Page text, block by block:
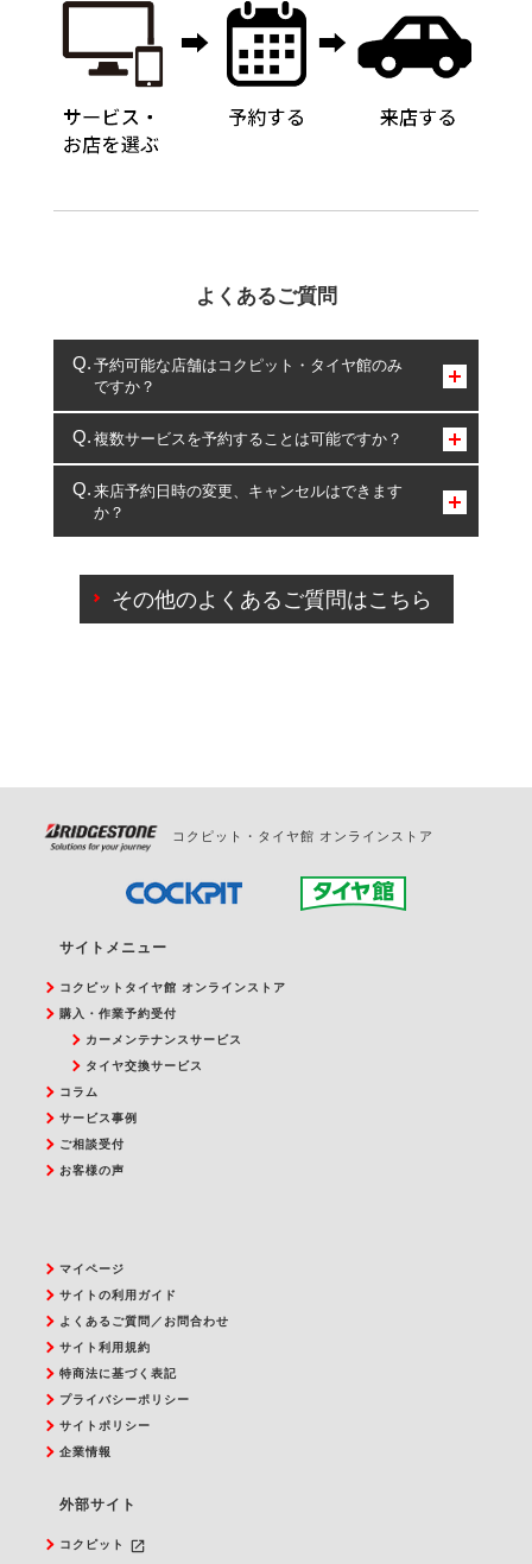
よくあるご質問
予約可能な店舗はコクピット・タイヤ館のみ
ですか？
コクピット・タイヤ館のみとなります。
複数サービスを予約することは可能ですか？
複数サービスのご予約は可能です。
一部の商品・サービスの組み合わせに限り、同時にご予約が
出来ないものもございます。
来店予約日時の変更、キャンセルはできます
か？
ご来店予約日の3営業日前を過ぎている場合のご予約
の日時変更につきましては、直接ご予約の店舗まで
その他のよくあるご質問はこちら
コクピット・タイヤ館 オンラインストア
サイトメニュー
コクピットタイヤ館 オンラインストア
購入・作業予約受付
カーメンテナンスサービス
タイヤ交換サービス
コラム
サービス事例
ご相談受付
お客様の声
マイページ
サイトの利用ガイド
よくあるご質問／お問合わせ
サイト利用規約
特商法に基づく表記
プライバシーポリシー
サイトポリシー
企業情報
外部サイト
コクピット
launch